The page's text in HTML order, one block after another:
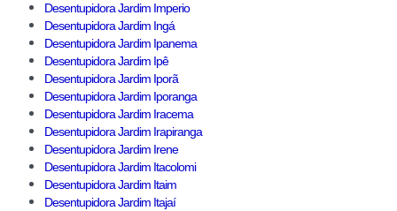
Desentupidora Jardim Imperio
Desentupidora Jardim Ingá
Desentupidora Jardim Ipanema
Desentupidora Jardim Ipê
Desentupidora Jardim Iporã
Desentupidora Jardim Iporanga
Desentupidora Jardim Iracema
Desentupidora Jardim Irapiranga
Desentupidora Jardim Irene
Desentupidora Jardim Itacolomi
Desentupidora Jardim Itaim
Desentupidora Jardim Itajaí